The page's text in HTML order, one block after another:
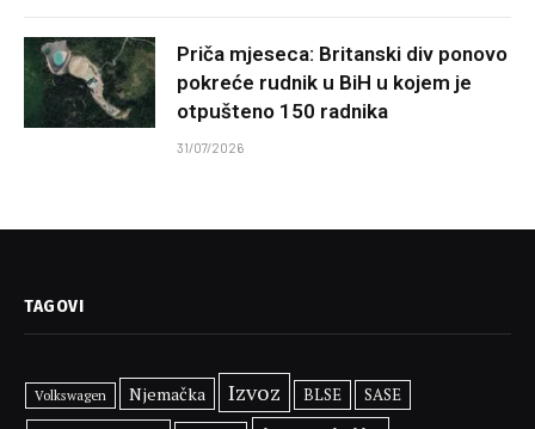
Priča mjeseca: Britanski div ponovo
pokreće rudnik u BiH u kojem je
otpušteno 150 radnika
31/07/2026
TAGOVI
Volkswagen Njemačka Izvoz BLSE SASE